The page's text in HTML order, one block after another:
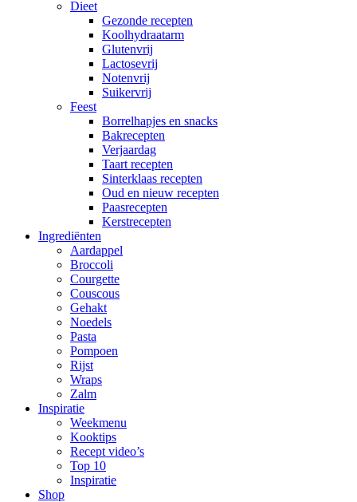
Dieet
Gezonde recepten
Koolhydraatarm
Glutenvrij
Lactosevrij
Notenvrij
Suikervrij
Feest
Borrelhapjes en snacks
Bakrecepten
Verjaardag
Taart recepten
Sinterklaas recepten
Oud en nieuw recepten
Paasrecepten
Kerstrecepten
Ingrediënten
Aardappel
Broccoli
Courgette
Couscous
Gehakt
Noedels
Pasta
Pompoen
Rijst
Wraps
Zalm
Inspiratie
Weekmenu
Kooktips
Recept video’s
Top 10
Inspiratie
Shop